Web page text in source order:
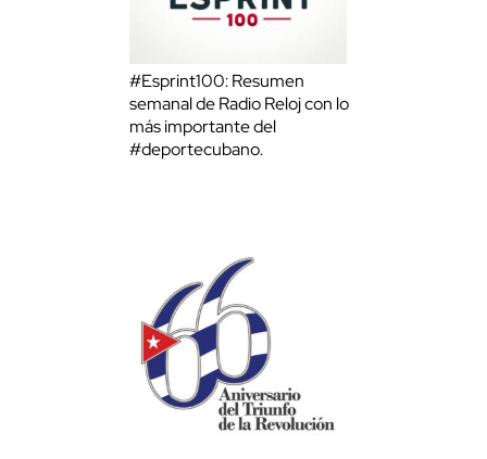
#Esprint100: Resumen
semanal de Radio Reloj con lo
más importante del
#deportecubano.